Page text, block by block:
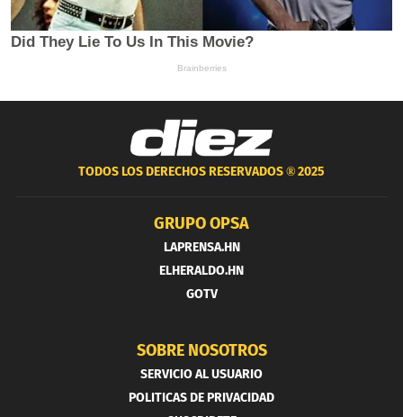
TODOS LOS DERECHOS RESERVADOS ®2025
GRUPO OPSA
LAPRENSA.HN
ELHERALDO.HN
GOTV
SOBRE NOSOTROS
SERVICIO AL USUARIO
POLITICAS DE PRIVACIDAD